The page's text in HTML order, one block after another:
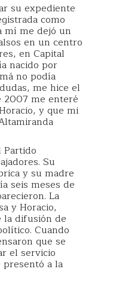
su expediente
como
mí me dejó un
en un centro
en Capital
nacido por
no podía
me hice el
2007 me enteré
y que mi
Su
y su madre
seis meses de
La
y Horacio,
la difusión de
Cuando
que se
el servicio
a la